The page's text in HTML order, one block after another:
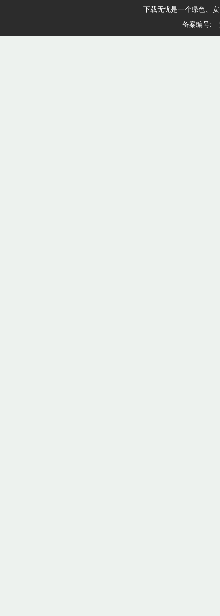
下载无忧是一个绿色、
备案编号: